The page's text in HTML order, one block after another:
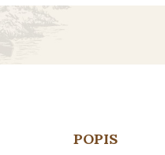
POPIS